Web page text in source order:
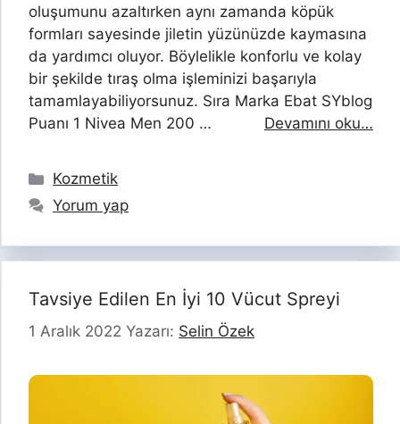
oluşumunu azaltırken aynı zamanda köpük
formları sayesinde jiletin yüzünüzde kaymasına
da yardımcı oluyor. Böylelikle konforlu ve kolay
bir şekilde tıraş olma işleminizi başarıyla
tamamlayabiliyorsunuz. Sıra Marka Ebat SYblog
Puanı 1 Nivea Men 200 …
Devamını oku…
Kategoriler
Kozmetik
Yorum yap
Tavsiye Edilen En İyi 10 Vücut Spreyi
1 Aralık 2022 Yazarı: Selin Özek